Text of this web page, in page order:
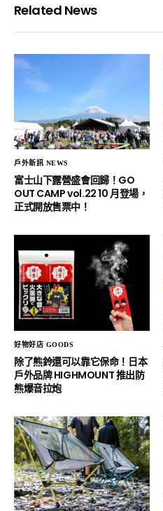
Related News
戶外新訊 NEWS
富士山下露營盛會回歸！GO
OUT CAMP vol.22 10 月登場，
正式開放售票中！
好物好店 GOODS
除了熊鈴還可以靠它保命！日本
戶外品牌 HIGHMOUNT 推出防
熊爆音拉炮